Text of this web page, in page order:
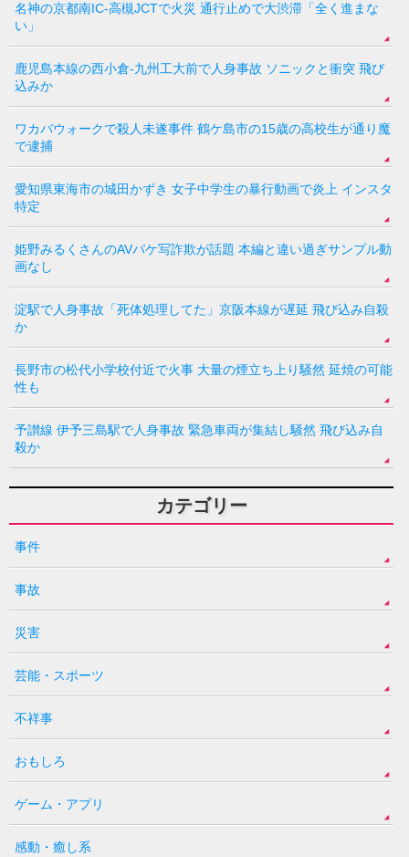
名神の京都南IC-高槻JCTで火災 通行止めで大渋滞「全く進まな
い」
鹿児島本線の西小倉-九州工大前で人身事故 ソニックと衝突 飛び
込みか
ワカバウォークで殺人未遂事件 鶴ケ島市の15歳の高校生が通り魔
で逮捕
愛知県東海市の城田かずき 女子中学生の暴行動画で炎上 インスタ
特定
姫野みるくさんのAVパケ写詐欺が話題 本編と違い過ぎサンプル動
画なし
淀駅で人身事故「死体処理してた」京阪本線が遅延 飛び込み自殺
か
長野市の松代小学校付近で火事 大量の煙立ち上り騒然 延焼の可能
性も
予讃線 伊予三島駅で人身事故 緊急車両が集結し騒然 飛び込み自
殺か
カテゴリー
事件
事故
災害
芸能・スポーツ
不祥事
おもしろ
ゲーム・アプリ
感動・癒し系